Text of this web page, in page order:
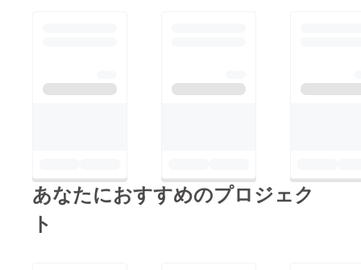
あなたにおすすめのプロジェク
ト